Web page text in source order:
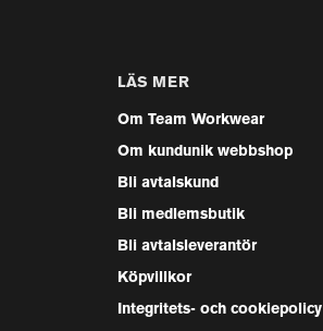
LÄS MER
Om Team Workwear
Om kundunik webbshop
Bli avtalskund
Bli medlemsbutik
Bli avtalsleverantör
Köpvillkor
Integritets- och cookiepolicy